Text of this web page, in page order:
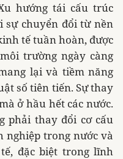
hướng tái cấu trúc
sự chuyển đổi từ nền
tế tuần hoàn, được
trường ngày càng
lại và tiềm năng
số tiên tiến. Sự thay
ở hầu hết các nước.
phải thay đổi cơ cấu
nghiệp trong nước và
đặc biệt trong lĩnh